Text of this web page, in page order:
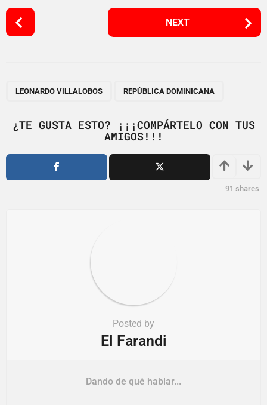
P
o
a
i
NEXT
LEONARDO VILLALOBOS REPÚBLICA DOMINICANA
¿TE GUSTA ESTO? ¡¡¡COMPÁRTELO CON TUS
AMIGOS!!!
91 shares
Posted by
El Farandi
Dando de qué hablar...